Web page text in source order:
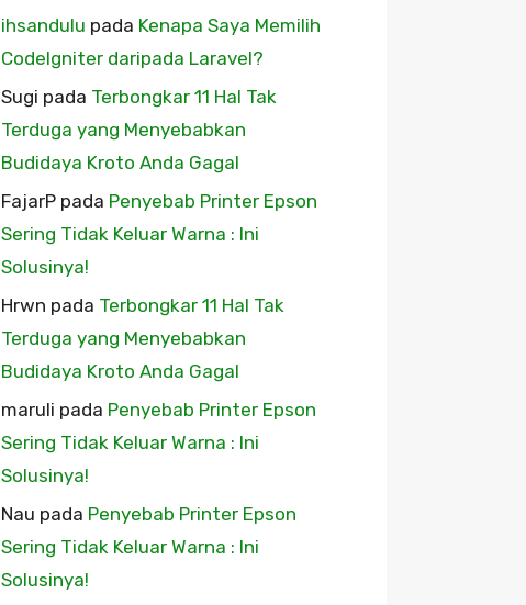
ihsandulu pada Kenapa Saya Memilih
CodeIgniter daripada Laravel?
Sugi pada Terbongkar 11 Hal Tak
Terduga yang Menyebabkan
Budidaya Kroto Anda Gagal
FajarP pada Penyebab Printer Epson
Sering Tidak Keluar Warna : Ini
Solusinya!
Hrwn pada Terbongkar 11 Hal Tak
Terduga yang Menyebabkan
Budidaya Kroto Anda Gagal
maruli pada Penyebab Printer Epson
Sering Tidak Keluar Warna : Ini
Solusinya!
Nau pada Penyebab Printer Epson
Sering Tidak Keluar Warna : Ini
Solusinya!